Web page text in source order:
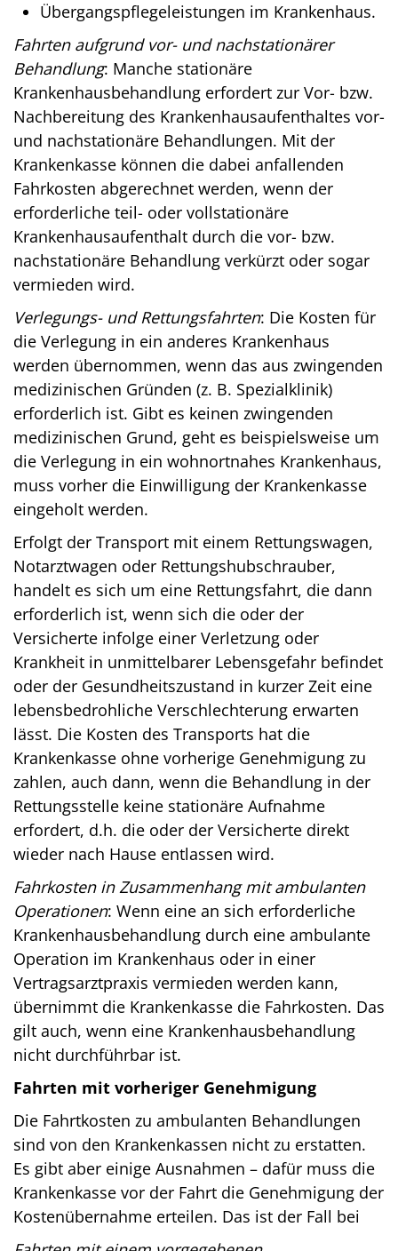
Übergangspflegeleistungen im Krankenhaus.
Fahrten aufgrund vor- und nachstationärer
Behandlung: Manche stationäre
Krankenhausbehandlung erfordert zur Vor- bzw.
Nachbereitung des Krankenhausaufenthaltes vor-
und nachstationäre Behandlungen. Mit der
Krankenkasse können die dabei anfallenden
Fahrkosten abgerechnet werden, wenn der
erforderliche teil- oder vollstationäre
Krankenhausaufenthalt durch die vor- bzw.
nachstationäre Behandlung verkürzt oder sogar
vermieden wird.
Verlegungs- und Rettungsfahrten: Die Kosten für
die Verlegung in ein anderes Krankenhaus
werden übernommen, wenn das aus zwingenden
medizinischen Gründen (z. B. Spezialklinik)
erforderlich ist. Gibt es keinen zwingenden
medizinischen Grund, geht es beispielsweise um
die Verlegung in ein wohnortnahes Krankenhaus,
muss vorher die Einwilligung der Krankenkasse
eingeholt werden.
Erfolgt der Transport mit einem Rettungswagen,
Notarztwagen oder Rettungshubschrauber,
handelt es sich um eine Rettungsfahrt, die dann
erforderlich ist, wenn sich die oder der
Versicherte infolge einer Verletzung oder
Krankheit in unmittelbarer Lebensgefahr befindet
oder der Gesundheitszustand in kurzer Zeit eine
lebensbedrohliche Verschlechterung erwarten
lässt. Die Kosten des Transports hat die
Krankenkasse ohne vorherige Genehmigung zu
zahlen, auch dann, wenn die Behandlung in der
Rettungsstelle keine stationäre Aufnahme
erfordert, d.h. die oder der Versicherte direkt
wieder nach Hause entlassen wird.
Fahrkosten in Zusammenhang mit ambulanten
Operationen: Wenn eine an sich erforderliche
Krankenhausbehandlung durch eine ambulante
Operation im Krankenhaus oder in einer
Vertragsarztpraxis vermieden werden kann,
übernimmt die Krankenkasse die Fahrkosten. Das
gilt auch, wenn eine Krankenhausbehandlung
nicht durchführbar ist.
Fahrten mit vorheriger Genehmigung
Die Fahrtkosten zu ambulanten Behandlungen
sind von den Krankenkassen nicht zu erstatten.
Es gibt aber einige Ausnahmen – dafür muss die
Krankenkasse vor der Fahrt die Genehmigung der
Kostenübernahme erteilen. Das ist der Fall bei